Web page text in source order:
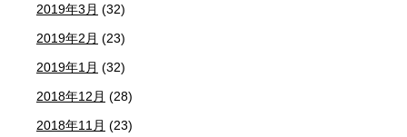
2019年3月 (32)
2019年2月 (23)
2019年1月 (32)
2018年12月 (28)
2018年11月 (23)